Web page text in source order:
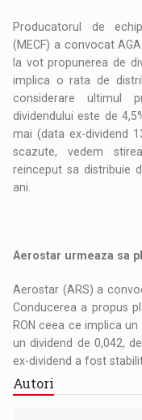
Producatorul de
(MECF) a convocat
la vot propunerea de
implica o rata de
considerare ultimul
dividendului este de
mai (data ex-dividend
scazute, vedem
reinceput sa distribuie
ani.
Aerostar urmeaza sa
Aerostar (ARS) a
Conducerea a propus
RON ceea ce implica
un dividend de 0,042,
ex-dividend a fost
Autori